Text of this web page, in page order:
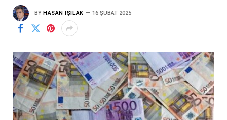
BY HASAN IŞILAK 16 ŞUBAT 2025